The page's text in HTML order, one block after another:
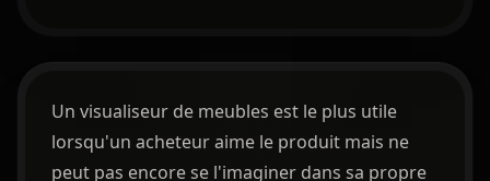
Un visualiseur de meubles est le plus utile
lorsqu'un acheteur aime le produit mais ne
peut pas encore se l'imaginer dans sa propre